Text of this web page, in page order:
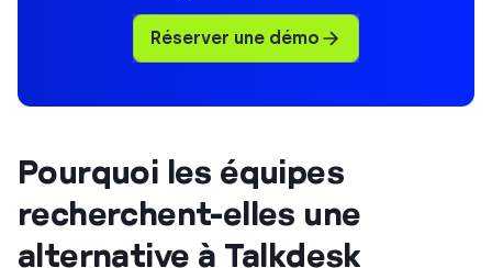
Réserver une démo
Pourquoi les équipes
recherchent-elles une
alternative à Talkdesk